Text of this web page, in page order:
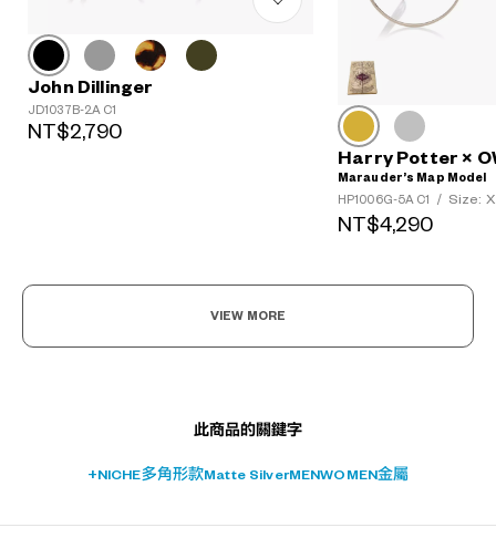
John Dillinger
JD1037B-2A C1
NT$2,790
Harry Potter ×
Marauder’s Map Model
HP1006G-5A C1
/ Size:
NT$4,290
VIEW MORE
此商品的關鍵字
+NICHE多角形款Matte SilverMENWOMEN金屬